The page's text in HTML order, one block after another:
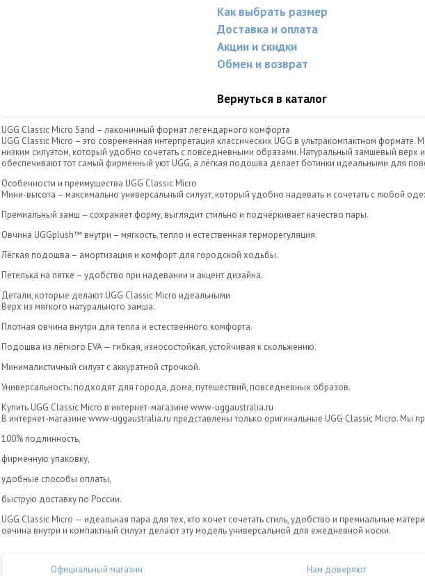
Как выбрать размер
Доставка и оплата
Акции и скидки
Обмен и возврат
Вернуться в каталог
UGG Classic Micro Sand – лаконичный формат легендарного комфорта
UGG Classic Micro – это современная интерпретация классических UGG в ультракомпактном формате.
низким силуэтом, который удобно сочетать с повседневными образами. Натуральный замшевый верх
обеспечивают тот самый фирменный уют UGG, а лёгкая подошва делает ботинки идеальными для
Особенности и преимущества UGG Classic Micro
Мини-высота – максимально универсальный силуэт, который удобно надевать и сочетать с любой
Премиальный замш – сохраняет форму, выглядит стильно и подчёркивает качество пары.
Овчина UGGplush™ внутри – мягкость, тепло и естественная терморегуляция.
Лёгкая подошва – амортизация и комфорт для городской ходьбы.
Петелька на пятке – удобство при надевании и акцент дизайна.
Детали, которые делают UGG Classic Micro идеальными
Верх из мягкого натурального замша.
Плотная овчина внутри для тепла и естественного комфорта.
Подошва из лёгкого EVA — гибкая, износостойкая, устойчивая к скольжению.
Минималистичный силуэт с аккуратной строчкой.
Универсальность: подходят для города, дома, путешествий, повседневных образов.
Купить UGG Classic Micro в интернет-магазине www-uggaustralia.ru
В интернет-магазине www-uggaustralia.ru представлены только оригинальные UGG Classic Micro. Мы
100% подлинность,
фирменную упаковку,
удобные способы оплаты,
быструю доставку по России.
UGG Classic Micro — идеальная пара для тех, кто хочет сочетать стиль, удобство и премиальные
овчина внутри и компактный силуэт делают эту модель универсальной для ежедневной носки.
Официальный магазин Нам доверяют